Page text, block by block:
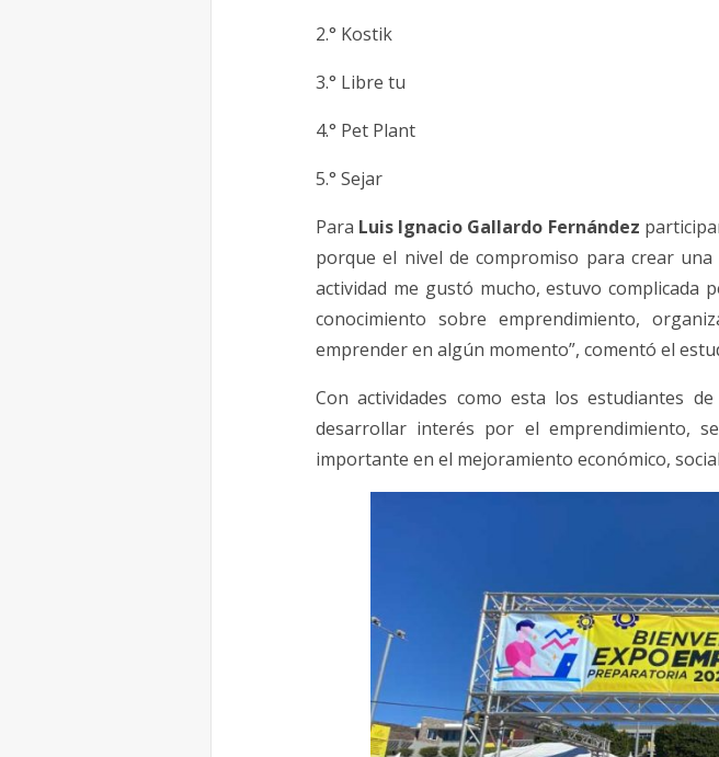
2.° Kostik
3.° Libre tu
4.° Pet Plant
5.° Sejar
Para Luis Ignacio Gallardo Fernández
porque el nivel de compromiso para crear
actividad me gustó mucho, estuvo
conocimiento sobre emprendimiento,
emprender en algún momento”, comentó el
Con actividades como esta los estudiantes
desarrollar interés por el emprendimiento,
importante en el mejoramiento económico,